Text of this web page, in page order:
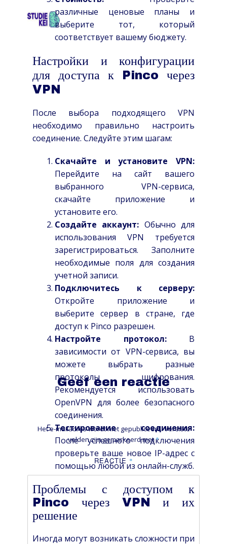
HOME OVER SCHOLEN TARIEVEN
различные ценовые планы и
выберите тот, который
соответствует вашему бюджету.
Настройки и конфигурации
для доступа к Pinco через
VPN
После выбора подходящего VPN
необходимо правильно настроить
соединение. Следуйте этим шагам:
Скачайте и установите VPN:
Перейдите на сайт вашего
выбранного VPN-сервиса,
скачайте приложение и
установите его.
Создайте аккаунт: Обычно для
использования VPN требуется
зарегистрироваться. Заполните
необходимые поля для создания
учетной записи.
Подключитесь к серверу:
Откройте приложение и
выберите сервер в стране, где
доступ к Pinco разрешен.
Настройте протокол:В
зависимости от VPN-сервиса, вы
можете выбрать разные
протоколы шифрования.
Рекомендуется использовать
OpenVPN для более безопасного
соединения.
Тестирование соединения:
После успешного подключения
проверьте ваше новое IP-адрес с
помощью любой из онлайн-служб.
Проблемы с доступом к
Pinco через VPN и их
решение
Иногда могут возникать сложности при
Geef een reactie
Het e-mailadres wordt niet gepubliceerd.Vereiste
velden zijn gemarkeerd met*
REACTIE *